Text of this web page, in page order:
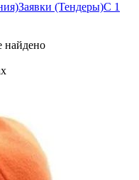
Заявки (Тендеры)С 1
найдено